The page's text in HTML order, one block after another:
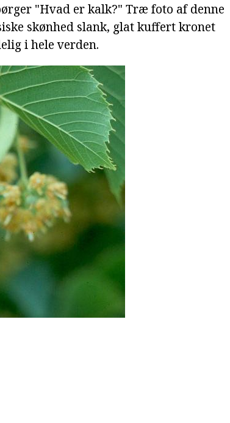
"Hvad er kalk?" Træ foto af denne
skønhed slank, glat kuffert kronet
i hele verden.